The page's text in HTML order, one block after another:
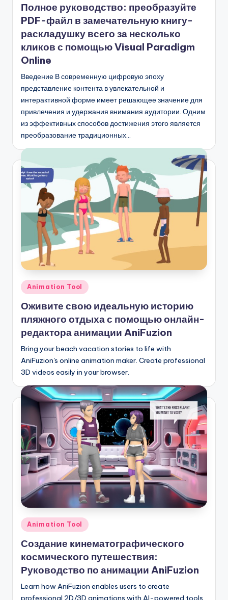
n
si
g
h
t
s
Полное руководство: преобразуйте
PDF-файл в замечательную книгу-
раскладушку всего за несколько
кликов с помощью Visual Paradigm
Online
Введение В современную цифровую эпоху
представление контента в увлекательной и
интерактивной форме имеет решающее значение для
привлечения и удержания внимания аудитории. Одним
из эффективных способов достижения этого является
преобразование традиционных…
Опубликовано
Animation Tool
Оживите свою идеальную историю
пляжного отдыха с помощью онлайн-
редактора анимации AniFuzion
Bring your beach vacation stories to life with
AniFuzion's online animation maker. Create professional
3D videos easily in your browser.
Опубликовано
Animation Tool
Создание кинематографического
космического путешествия:
Руководство по анимации AniFuzion
Learn how AniFuzion enables users to create
professional 2D/3D animations with AI-powered tools